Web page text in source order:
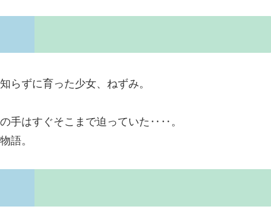
らずに育った少女、ねずみ。
手はすぐそこまで迫っていた‥‥。
語。